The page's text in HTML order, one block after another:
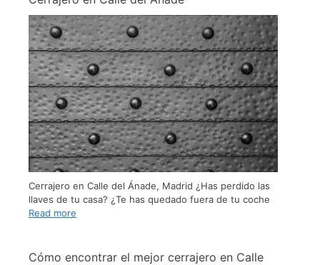
Cerrajero en Calle del Ánade, Madrid ¿Has perdido las
llaves de tu casa? ¿Te has quedado fuera de tu coche
Read more
Cómo encontrar el mejor cerrajero en Calle